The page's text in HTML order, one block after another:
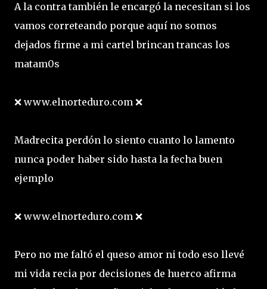
A la contra también le encargó la necesitan si los
vamos correteando porque aquí no somos
dejados firme a mi cartel brincan trancas los
matam0s
❌ www.elnorteduro.com ❌
Madrecita perdón lo siento cuanto lo lamento
nunca poder haber sido hasta la fecha buen
ejemplo
❌ www.elnorteduro.com ❌
Pero no me faltó el queso amor ni todo eso llevé
mi vida recia por decisiones de huerco afirma